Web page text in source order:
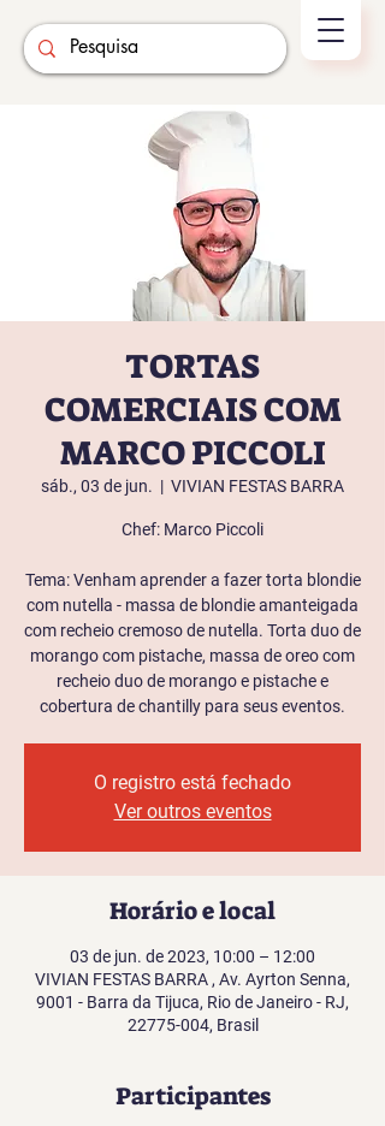
TORTAS
COMERCIAIS COM
MARCO PICCOLI
sáb., 03 de jun.
  |
VIVIAN FESTAS BARRA
Chef: Marco Piccoli
Tema: Venham aprender a fazer torta blondie
com nutella - massa de blondie amanteigada
com recheio cremoso de nutella. Torta duo de
morango com pistache, massa de oreo com
recheio duo de morango e pistache e
cobertura de chantilly para seus eventos.
O registro está fechado
Ver outros eventos
Horário e local
03 de jun. de 2023, 10:00 – 12:00
VIVIAN FESTAS BARRA , Av. Ayrton Senna,
9001 - Barra da Tijuca, Rio de Janeiro - RJ,
22775-004, Brasil
Participantes